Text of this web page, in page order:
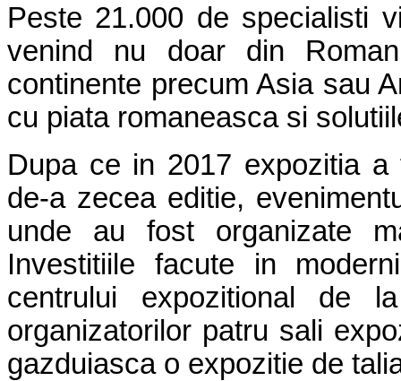
Peste 21.000 de specialisti
venind nu doar din
continente precum Asia sau
cu piata romaneasca si
Dupa ce in 2017 expozitia
de-a zecea editie,
unde au fost organizate
Investitiile facute in
centrului expozitional de
organizatorilor patru sali
gazduiasca o expozitie de